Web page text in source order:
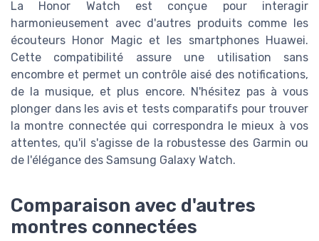
La Honor Watch est conçue pour interagir
harmonieusement avec d'autres produits comme les
écouteurs Honor Magic et les smartphones Huawei.
Cette compatibilité assure une utilisation sans
encombre et permet un contrôle aisé des notifications,
de la musique, et plus encore. N'hésitez pas à vous
plonger dans les avis et tests comparatifs pour trouver
la montre connectée qui correspondra le mieux à vos
attentes, qu'il s'agisse de la robustesse des Garmin ou
de l'élégance des Samsung Galaxy Watch.
Comparaison avec d'autres
montres connectées